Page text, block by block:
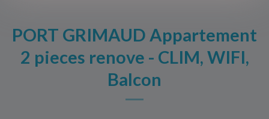
PORT GRIMAUD Appartement
2 pieces renove - CLIM, WIFI,
Balcon